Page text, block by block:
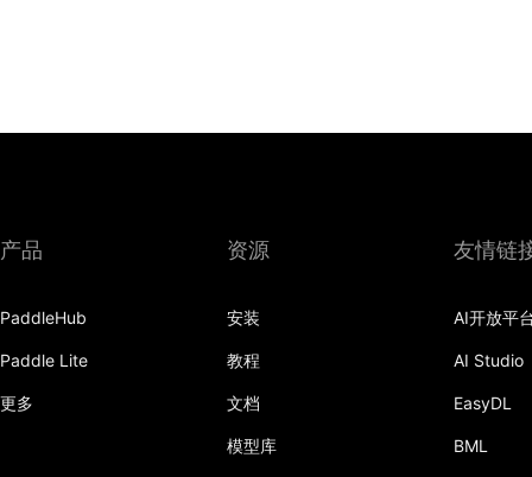
产品
PaddleHub
Paddle Lite
更多
资源
安装
教程
文档
模型库
友情链
AI开放平
AI Studio
EasyDL
BML